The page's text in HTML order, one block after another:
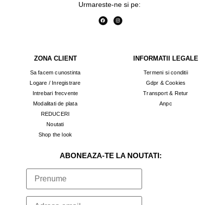
Urmareste-ne si pe:
ZONA CLIENT
Sa facem cunostinta
Logare / Inregistrare
Intrebari frecvente
Modalitati de plata
REDUCERI
Noutati
Shop the look
INFORMATII LEGALE
Termeni si conditii
Gdpr & Cookies
Transport & Retur
Anpc
ABONEAZA-TE LA NOUTATI: